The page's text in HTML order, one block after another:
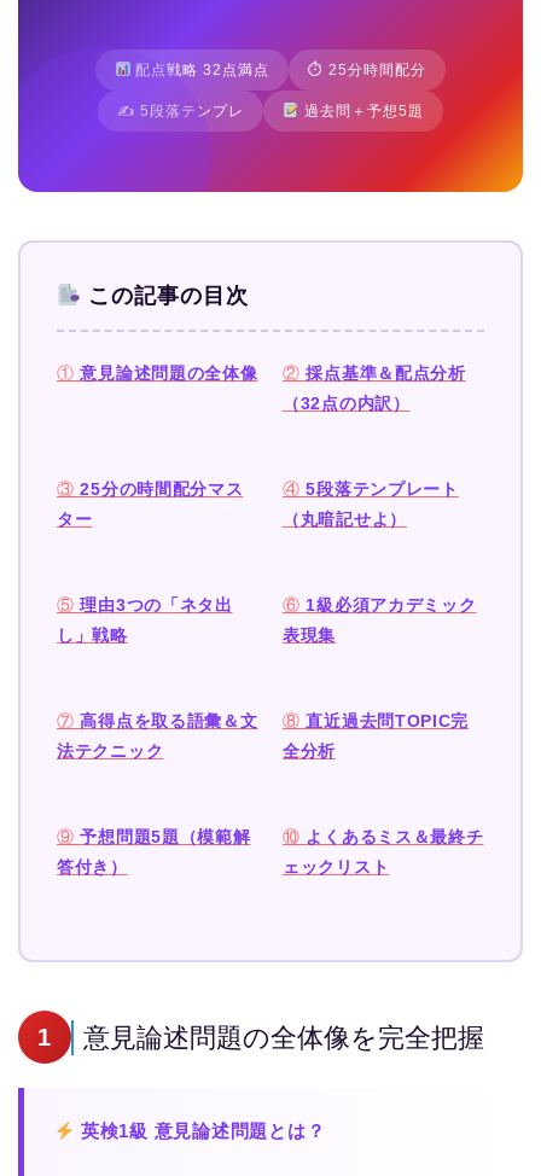
配点戦略 32点満点 ⏱ 25分時間配分
✍️ 5段落テンプレ 過去問＋予想5題
この記事の目次
①意見論述問題の全体像 ②採点基準＆配点分析
（32点の内訳）
③25分の時間配分マス
ター
④5段落テンプレート
（丸暗記せよ）
⑤理由3つの「ネタ出
し」戦略
⑥ 1級必須アカデミック
表現集
⑦高得点を取る語彙＆文
法テクニック
⑧直近過去問TOPIC完
全分析
⑨予想問題5題（模範解
答付き）
⑩ よくあるミス＆最終チ
ェックリスト
1 意見論述問題の全体像を完全把握
英検1級 意見論述問題とは？